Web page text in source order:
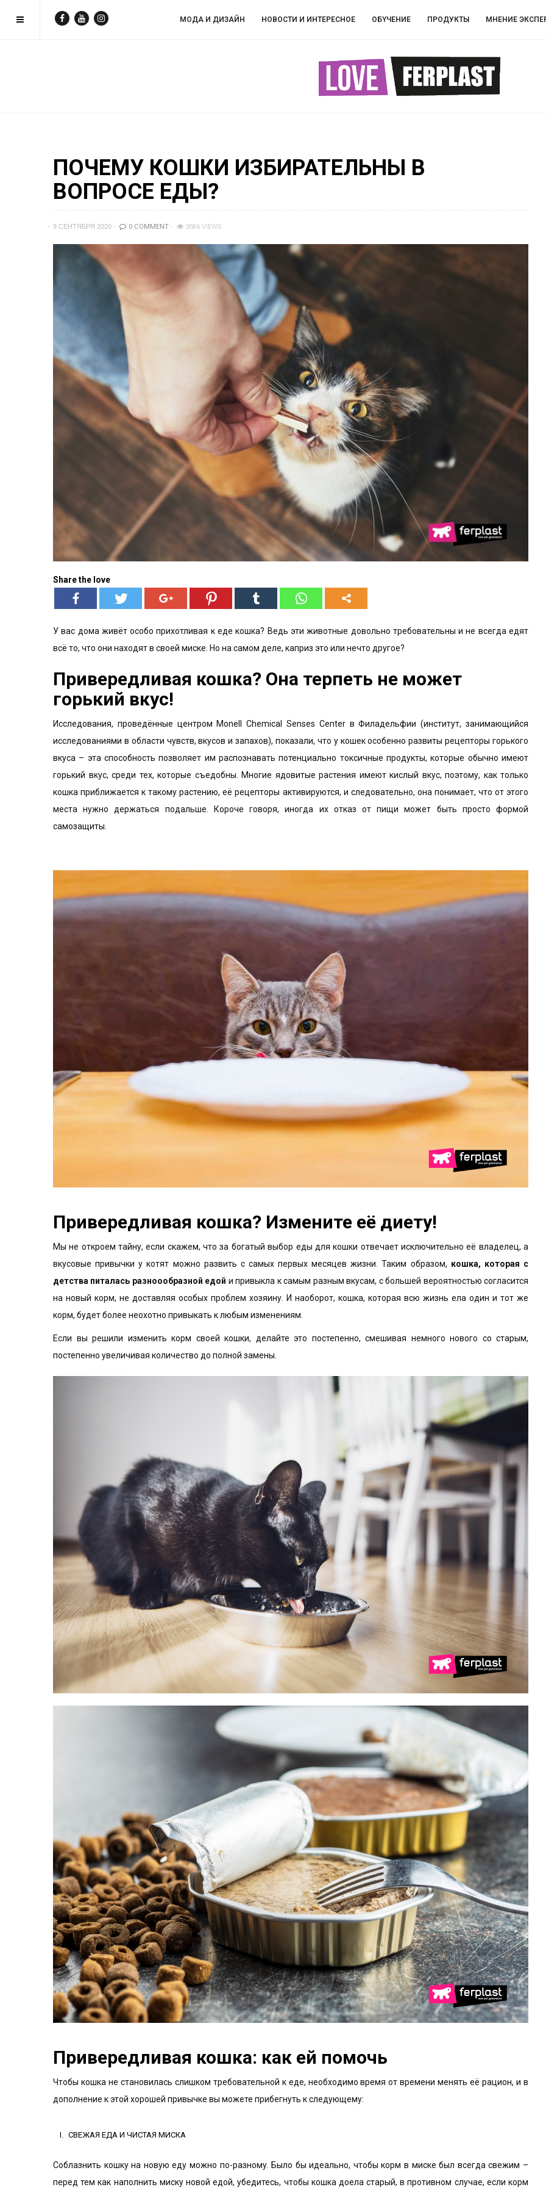
МОДА И ДИЗAЙН НОВОСТИ И ИНТЕРЕСНОЕ ОБYЧEНИЕ ПРОДУКТЫ МНЕНИЕ
ПОЧЕМУ КОШКИ ИЗБИРАТЕЛЬНЫ В
ВОПРОСЕ ЕДЫ?
9 СЕНТЯБРЯ 2020 0 COMMENT 3686 VIEWS
Share the love
У вас дома живёт особо прихотливая к еде кошка? Ведь эти животные довольно требовательны и не всегда едят
всё то, что они находят в своей миске. Но на самом деле, каприз это или нечто другое?
Привередливая кошка? Она терпеть не может
горький вкус!
Исследования, проведённые центром Monell Chemical Senses Center в Филадельфии (институт, занимающийся
исследованиями в области чувств, вкусов и запахов), показали, что у кошек особенно развиты рецепторы горького
вкуса – эта способность позволяет им распознавать потенциально токсичные продукты, которые обычно имеют
горький вкус, среди тех, которые съедобны. Многие ядовитые растения имеют кислый вкус, поэтому, как только
кошка приближается к такому растению, её рецепторы активируются, и следовательно, она понимает, что от этого
места нужно держаться подальше. Короче говоря, иногда их отказ от пищи может быть просто формой
самозащиты.
Привередливая кошка? Измените её диету!
Мы не откроем тайну, если скажем, что за богатый выбор еды для кошки отвечает исключительно её владелец, а
вкусовые привычки у котят можно развить с самых первых месяцев жизни. Таким образом, кошка, которая с
детства питалась разноообразной едой и привыкла к самым разным вкусам, с большей вероятностью согласится
на новый корм, не доставляя особых проблем хозяину. И наоборот, кошка, которая всю жизнь ела один и тот же
корм, будет более неохотно привыкать к любым изменениям.
Если вы решили изменить корм своей кошки, делайте это постепенно, смешивая немного нового со старым,
постепенно увеличивая количество до полной замены.
Привередливая кошка: как ей помочь
Чтобы кошка не становилась слишком требовательной к еде, необходимо время от времени менять её рацион, и в
дополнение к этой хорошей привычке вы можете прибегнуть к следующему:
СВЕЖАЯ ЕДА И ЧИСТАЯ МИСКА
Соблазнить кошку на новую еду можно по-разному. Было бы идеально, чтобы корм в миске был всегда свежим –
перед тем как наполнить миску новой едой, убедитесь, чтобы кошка доела старый, в противном случае, если корм